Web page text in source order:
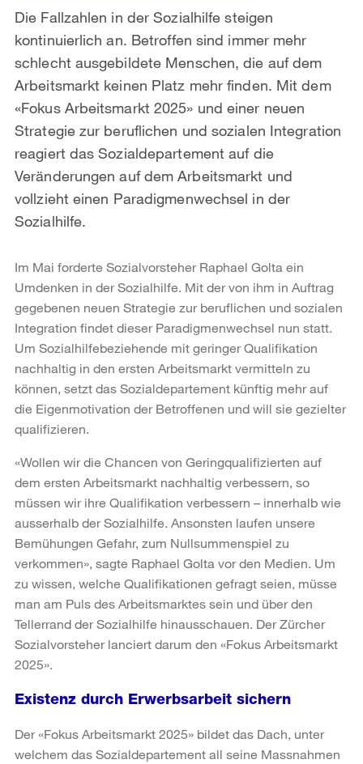
Die Fallzahlen in der Sozialhilfe steigen
kontinuierlich an. Betroffen sind immer mehr
schlecht ausgebildete Menschen, die auf dem
Arbeitsmarkt keinen Platz mehr finden. Mit dem
«Fokus Arbeitsmarkt 2025» und einer neuen
Strategie zur beruflichen und sozialen Integration
reagiert das Sozialdepartement auf die
Veränderungen auf dem Arbeitsmarkt und
vollzieht einen Paradigmenwechsel in der
Sozialhilfe.
Im Mai forderte Sozialvorsteher Raphael Golta ein
Umdenken in der Sozialhilfe. Mit der von ihm in Auftrag
gegebenen neuen Strategie zur beruflichen und sozialen
Integration findet dieser Paradigmenwechsel nun statt.
Um Sozialhilfebeziehende mit geringer Qualifikation
nachhaltig in den ersten Arbeitsmarkt vermitteln zu
können, setzt das Sozialdepartement künftig mehr auf
die Eigenmotivation der Betroffenen und will sie gezielter
qualifizieren.
«Wollen wir die Chancen von Geringqualifizierten auf
dem ersten Arbeitsmarkt nachhaltig verbessern, so
müssen wir ihre Qualifikation verbessern – innerhalb wie
ausserhalb der Sozialhilfe. Ansonsten laufen unsere
Bemühungen Gefahr, zum Nullsummenspiel zu
verkommen», sagte Raphael Golta vor den Medien. Um
zu wissen, welche Qualifikationen gefragt seien, müsse
man am Puls des Arbeitsmarktes sein und über den
Tellerrand der Sozialhilfe hinausschauen. Der Zürcher
Sozialvorsteher lanciert darum den «Fokus Arbeitsmarkt
2025».
Existenz durch Erwerbsarbeit sichern
Der «Fokus Arbeitsmarkt 2025» bildet das Dach, unter
welchem das Sozialdepartement all seine Massnahmen